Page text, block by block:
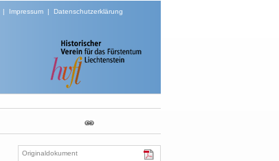
| Impressum| Datenschutzerklärung
Originaldokument